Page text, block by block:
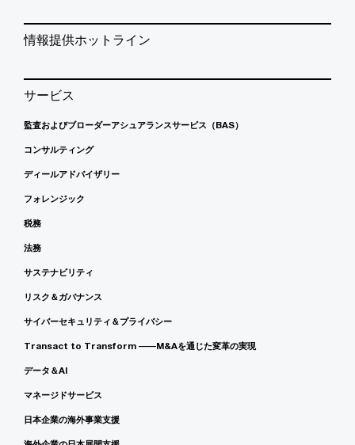
情報提供ホットライン
サービス
監査およびブローダーアシュアランスサービス（BAS）
コンサルティング
ディールアドバイザリー
フォレンジック
税務
法務
サステナビリティ
リスク＆ガバナンス
サイバーセキュリティ＆プライバシー
Transact to Transform ――M&Aを通じた変革の実現
データ＆AI
マネージドサービス
日本企業の海外事業支援